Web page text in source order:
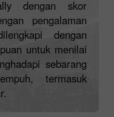
dengan skor
pengalaman
dengan
untuk menilai
sebarang
termasuk